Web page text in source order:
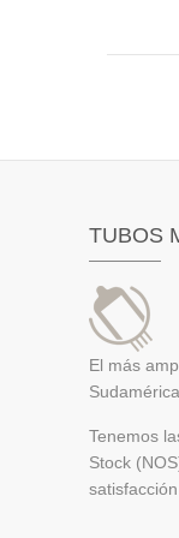
TUBOS
El más
Sudamérica.
Tenemos
Stock